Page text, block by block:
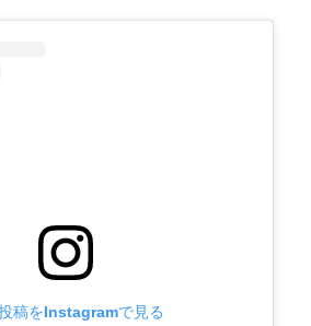
菜
稿をInstagramで見る